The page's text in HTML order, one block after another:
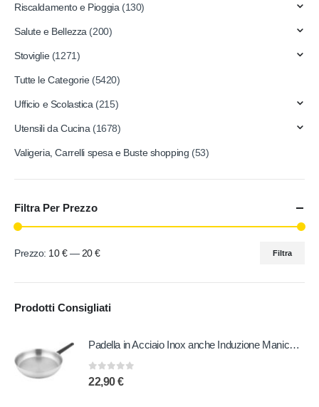
Riscaldamento e Pioggia (130)
Salute e Bellezza (200)
Stoviglie (1271)
Tutte le Categorie (5420)
Ufficio e Scolastica (215)
Utensili da Cucina (1678)
Valigeria, Carrelli spesa e Buste shopping (53)
Filtra Per Prezzo
Filtra
Prezzo: 10 €— 20 €
Prodotti Consigliati
Padella in Acciaio Inox anche Induzione Manico in Bachelite 20 cm
0out of 5
22,90€